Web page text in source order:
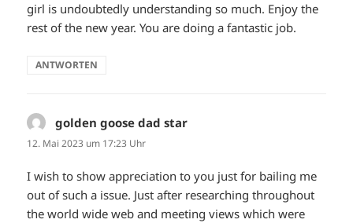
girl is undoubtedly understanding so much. Enjoy the
rest of the new year. You are doing a fantastic job.
ANTWORTEN
golden goose dad star
12. Mai 2023 um 17:23 Uhr
I wish to show appreciation to you just for bailing me
out of such a issue. Just after researching throughout
the world wide web and meeting views which were